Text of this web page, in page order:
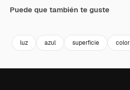
Puede que también te guste
luz azul superficie color